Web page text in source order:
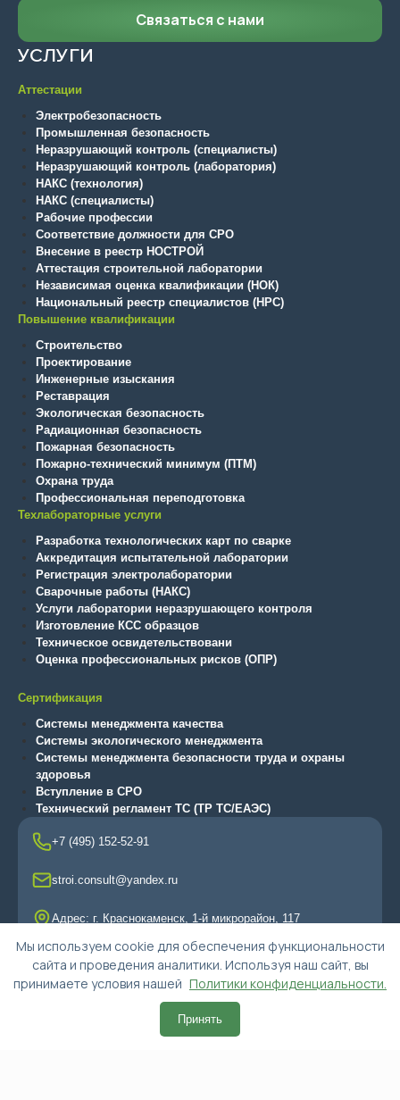
Связаться с нами
УСЛУГИ
Аттестации
Электробезопасность
Промышленная безопасность
Неразрушающий контроль (специалисты)
Неразрушающий контроль (лаборатория)
НАКС (технология)
НАКС (специалисты)
Рабочие профессии
Соответствие должности для СРО
Внесение в реестр НОСТРОЙ
Аттестация строительной лаборатории
Независимая оценка квалификации (НОК)
Национальный реестр специалистов (НРС)
Повышение квалификации
Строительство
Проектирование
Инженерные изыскания
Реставрация
Экологическая безопасность
Радиационная безопасность
Пожарная безопасность
Пожарно-технический минимум (ПТМ)
Охрана труда
Профессиональная переподготовка
Техлабораторные услуги
Разработка технологических карт по сварке
Аккредитация испытательной лаборатории
Регистрация электролаборатории
Сварочные работы (НАКС)
Услуги лаборатории неразрушающего контроля
Изготовление КСС образцов
Техническое освидетельствовани
Оценка профессиональных рисков (ОПР)
Сертификация
Системы менеджмента качества
Системы экологического менеджмента
Системы менеджмента безопасности труда и охраны
здоровья
Вступление в СРО
Технический регламент ТС (ТР ТС/ЕАЭС)
+7 (495) 152-52-91
stroi.consult@yandex.ru
Адрес: г. Краснокаменск, 1-й микрорайон, 117
© 2015-2025, ООО "Альянс-Эксперт"
Политика конфиденциальности
Мы используем cookie для обеспечения функциональности
сайта и проведения аналитики. Используя наш сайт, вы
принимаете условия нашей Политики конфиденциальности.
Принять